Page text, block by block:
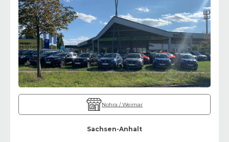
Nohra / Weimar
Sachsen-Anhalt